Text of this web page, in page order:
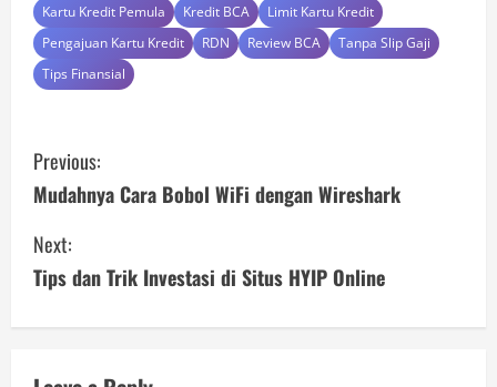
Kartu Kredit Pemula
Kredit BCA
Limit Kartu Kredit
Pengajuan Kartu Kredit
RDN Review BCA
Tanpa Slip Gaji
Tips Finansial
C
o
n
t
i
Previous:
Mudahnya Cara Bobol WiFi dengan Wireshark
Next:
Tips dan Trik Investasi di Situs HYIP Online